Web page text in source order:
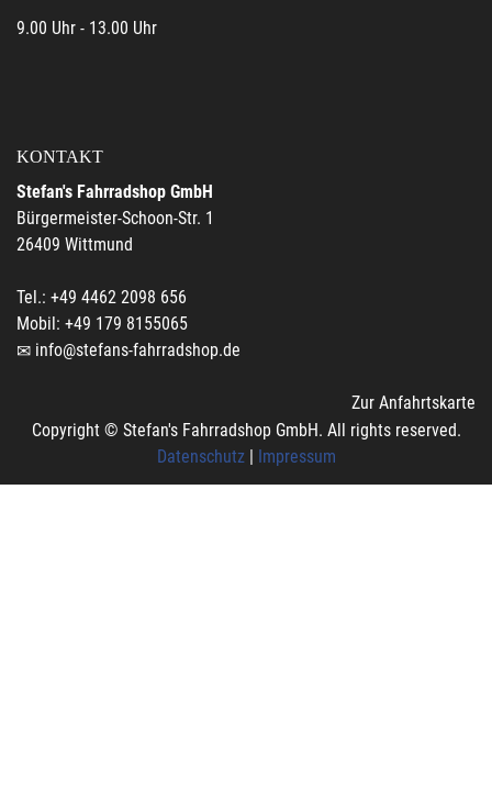
9.00 Uhr - 13.00 Uhr
KONTAKT
Stefan's Fahrradshop GmbH
Bürgermeister-Schoon-Str. 1
26409 Wittmund
Tel.: +49 4462 2098 656
Mobil: +49 179 8155065
info@stefans-fahrradshop.de
Zur Anfahrtskarte
Copyright © Stefan's Fahrradshop GmbH. All rights reserved.
Datenschutz| Impressum